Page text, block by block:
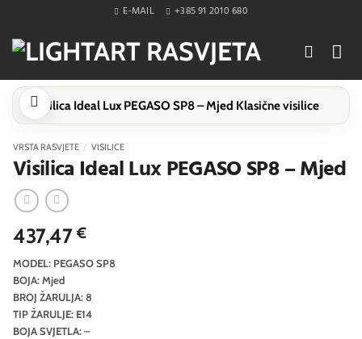
content
E-MAIL +385 91 2010 680
VRSTA RASVJETE / VISILICE
Visilica Ideal Lux PEGASO SP8 – Mjed
437,47€
MODEL: PEGASO SP8
BOJA: Mjed
BROJ ŽARULJA: 8
TIP ŽARULJE: E14
BOJA SVJETLA: –